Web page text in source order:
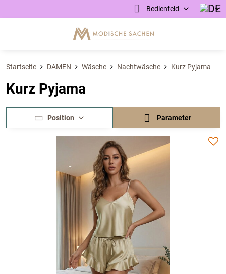
Bedienfeld
Startseite DAMEN Wäsche Nachtwäsche Kurz Pyjama
Kurz Pyjama
Position Parameter